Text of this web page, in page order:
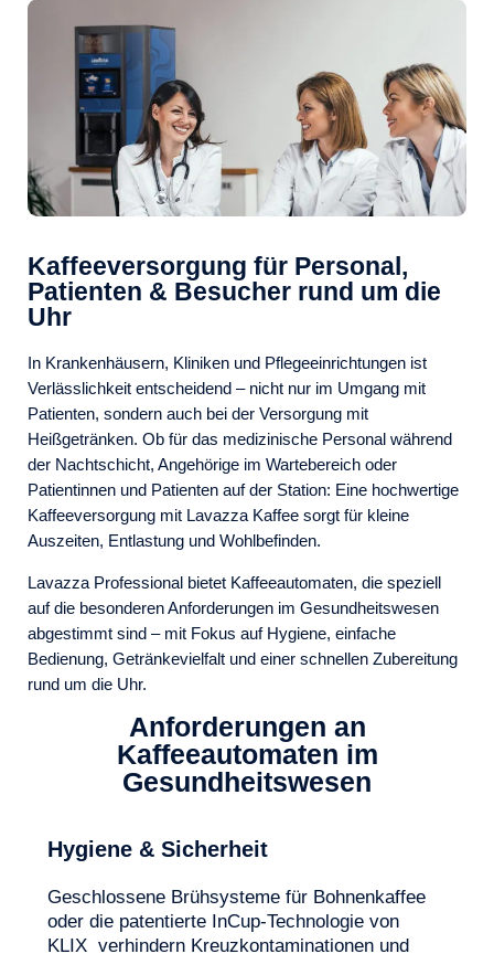
Kaffeeversorgung für Personal,
Patienten & Besucher rund um die
Uhr
In Krankenhäusern, Kliniken und Pflegeeinrichtungen ist
Verlässlichkeit entscheidend – nicht nur im Umgang mit
Patienten, sondern auch bei der Versorgung mit
Heißgetränken. Ob für das medizinische Personal während
der Nachtschicht, Angehörige im Wartebereich oder
Patientinnen und Patienten auf der Station: Eine hochwertige
Kaffeeversorgung mit Lavazza Kaffee sorgt für kleine
Auszeiten, Entlastung und Wohlbefinden.
Lavazza Professional bietet Kaffeeautomaten, die speziell
auf die besonderen Anforderungen im Gesundheitswesen
abgestimmt sind – mit Fokus auf Hygiene, einfache
Bedienung, Getränkevielfalt und einer schnellen Zubereitung
rund um die Uhr.
Anforderungen an
Kaffeeautomaten im
Gesundheitswesen
Hygiene & Sicherheit
Geschlossene Brühsysteme für Bohnenkaffee
oder die patentierte InCup-Technologie von
KLIX verhindern Kreuzkontaminationen und